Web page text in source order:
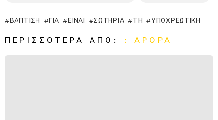
ΒΆΠΤΙΣΗ ΓΙΑ ΕΊΝΑΙ ΣΩΤΗΡΊΑ ΤΗ ΥΠΟΧΡΕΩΤΙΚΗ
ΠΕΡΙΣΣΌΤΕΡΑ ΑΠΌ: : ΆΡΘΡΑ